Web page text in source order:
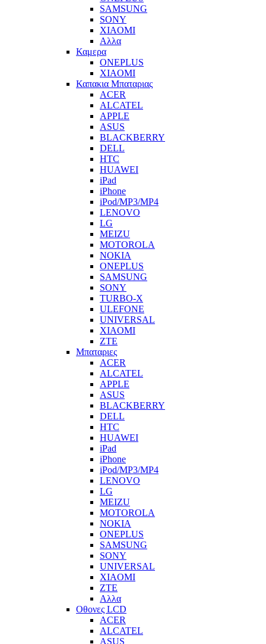
SAMSUNG
SONY
XIAOMI
Αλλα
Καμερα
ONEPLUS
XIAOMI
Καπακια Μπαταριας
ACER
ALCATEL
APPLE
ASUS
BLACKBERRY
DELL
HTC
HUAWEI
iPad
iPhone
iPod/MP3/MP4
LENOVO
LG
MEIZU
MOTOROLA
NOKIA
ONEPLUS
SAMSUNG
SONY
TURBO-X
ULEFONE
UNIVERSAL
XIAOMI
ZTE
Μπαταριες
ACER
ALCATEL
APPLE
ASUS
BLACKBERRY
DELL
HTC
HUAWEI
iPad
iPhone
iPod/MP3/MP4
LENOVO
LG
MEIZU
MOTOROLA
NOKIA
ONEPLUS
SAMSUNG
SONY
UNIVERSAL
XIAOMI
ZTE
Αλλα
Οθονες LCD
ACER
ALCATEL
ASUS